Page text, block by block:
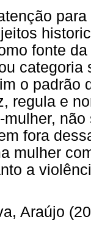
fonte
categoria
o padrão
regula e
mulher,
fora
mulher
a
Araújo